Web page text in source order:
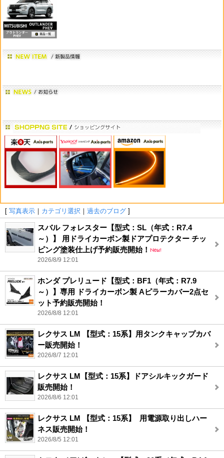
[ 写真表示 ｜ カテゴリ選択 ｜ 過去のブログ ]
スバル フォレスター【型式：SL（年式：R7.4
～）】 用ドライカーボン製ドアプロテクター チッ
ピング塗装仕上げ予約販売開始！
2026/8/9 12:01
ホンダ プレリュード【型式：BF1（年式：R7.9
～）】専用 ドライカーボン製 Aピラーカバー2点セ
ット予約販売開始！
2026/8/8 12:01
レクサス LM 【型式：15系】用タンクキャップカバ
ー販売開始！
2026/8/7 12:01
レクサス LM【型式：15系】ドアシルキックガード
販売開始！
2026/8/6 12:01
レクサス LM 【型式：15系】 用電源取り出しハー
ネス販売開始！
2026/8/5 12:01